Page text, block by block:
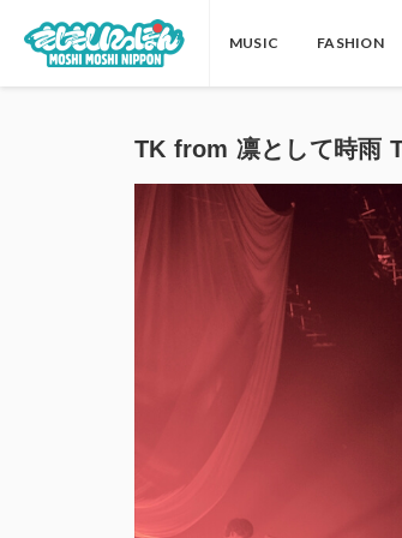
MUSIC FASHION
TK from 凛として時雨